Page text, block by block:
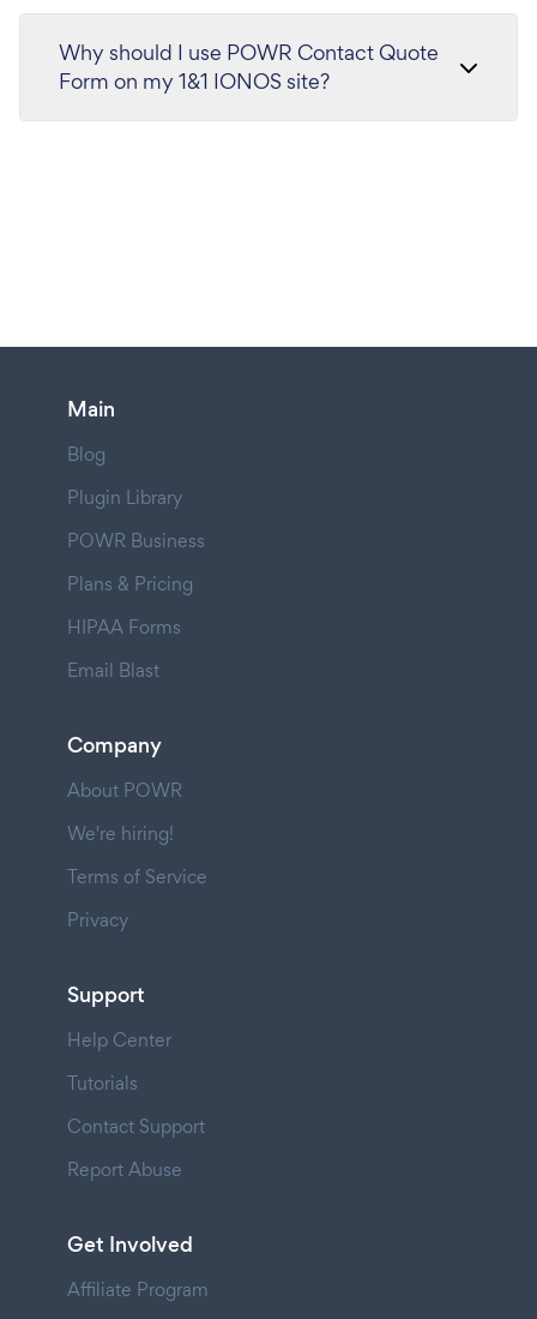
Why should I use POWR Contact Quote
Form on my 1&1 IONOS site?
Main
Blog
Plugin Library
POWR Business
Plans & Pricing
HIPAA Forms
Email Blast
Company
About POWR
We're hiring!
Terms of Service
Privacy
Support
Help Center
Tutorials
Contact Support
Report Abuse
Get Involved
Affiliate Program